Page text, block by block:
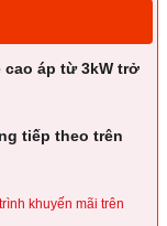
cao áp từ 3kW trở
tiếp theo trên
khuyến mãi trên